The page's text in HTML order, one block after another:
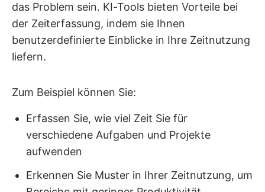
das Problem sein. KI-Tools bieten Vorteile bei
der Zeiterfassung, indem sie Ihnen
benutzerdefinierte Einblicke in Ihre Zeitnutzung
liefern.
Zum Beispiel können Sie:
Erfassen Sie, wie viel Zeit Sie für
verschiedene Aufgaben und Projekte
aufwenden
Erkennen Sie Muster in Ihrer Zeitnutzung, um